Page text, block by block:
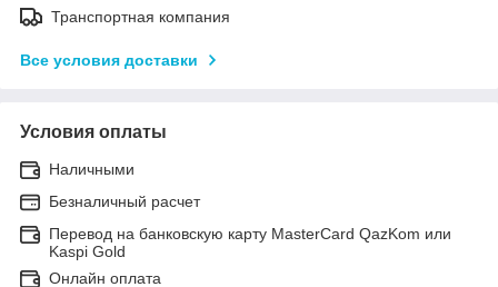
Транспортная компания
Все условия доставки
Условия оплаты
Наличными
Безналичный расчет
Перевод на банковскую карту MasterCard QazKom или
Kaspi Gold
Онлайн оплата